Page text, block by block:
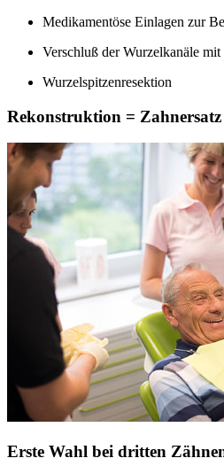
Medikamentöse Einlagen zur
Verschluß der Wurzelkanäle
Wurzelspitzenresektion
Rekonstruktion = Zahnersatz
Erste Wahl bei dritten